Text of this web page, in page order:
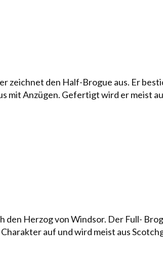
zeich­net den Half-Brogue aus. Er
mit An­zü­gen. Ge­fer­tigt wird er meist
den Herzog von Windsor. Der Full-
auf und wird meist aus